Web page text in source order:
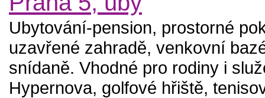
Ubytování-pension, prostorné
uzavřené zahradě, venkovní
snídaně. Vhodné pro rodiny i
Hypernova, golfové hřiště,